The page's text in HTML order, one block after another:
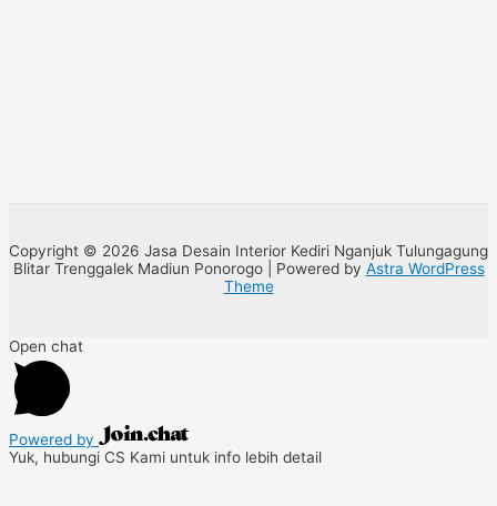
Copyright © 2026 Jasa Desain Interior Kediri Nganjuk Tulungagung
Blitar Trenggalek Madiun Ponorogo | Powered by Astra WordPress
Theme
Open chat
Powered by
Yuk, hubungi CS Kami untuk info lebih detail